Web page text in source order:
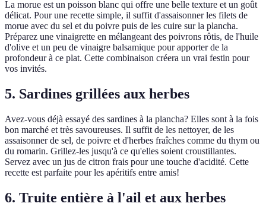
La morue est un poisson blanc qui offre une belle texture et un goût
délicat. Pour une recette simple, il suffit d'assaisonner les filets de
morue avec du sel et du poivre puis de les cuire sur la plancha.
Préparez une vinaigrette en mélangeant des poivrons rôtis, de l'huile
d'olive et un peu de vinaigre balsamique pour apporter de la
profondeur à ce plat. Cette combinaison créera un vrai festin pour
vos invités.
5. Sardines grillées aux herbes
Avez-vous déjà essayé des sardines à la plancha? Elles sont à la fois
bon marché et très savoureuses. Il suffit de les nettoyer, de les
assaisonner de sel, de poivre et d'herbes fraîches comme du thym ou
du romarin. Grillez-les jusqu'à ce qu'elles soient croustillantes.
Servez avec un jus de citron frais pour une touche d'acidité. Cette
recette est parfaite pour les apéritifs entre amis!
6. Truite entière à l'ail et aux herbes